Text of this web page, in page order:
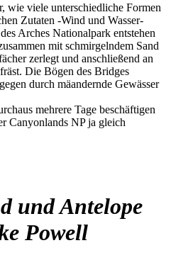
wie viele unterschiedliche Formen
Zutaten -Wind und Wasser-
Arches Nationalpark entstehen
mit schmirgelndem Sand
zerlegt und anschließend an
Die Bögen des Bridges
durch mäandernde Gewässer
mehrere Tage beschäftigen
Canyonlands NP ja gleich
und Antelope
Powell